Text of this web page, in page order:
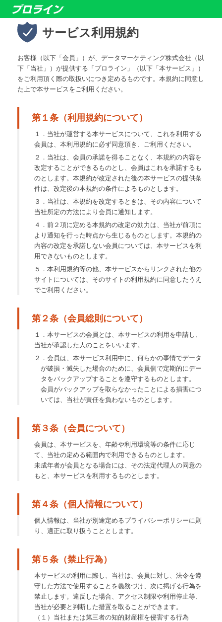
サービス利用規約
お客様（以下「会員」）が、データマーケティング株式会社（以
下「当社」）が提供する「プロライン」（以下「本サービス」）
をご利用頂く際の取扱いにつき定めるものです。本規約に同意し
た上で本サービスをご利用ください。
第１条（利用規約について）
１．当社が運営する本サービスについて、これを利用する
会員は、本利用規約に必ず同意頂き、ご利用ください。
２．当社は、会員の承諾を得ることなく、本規約の内容を
改定することができるものとし、会員はこれを承諾するも
のとします。本規約が改定された後の本サービスの提供条
件は、改定後の本規約の条件によるものとします。
３．当社は、本規約を改定するときは、その内容について
当社所定の方法により会員に通知します。
４．前２項に定める本規約の改定の効力は、当社が前項に
より通知を行った時点から生じるものとします。本規約の
内容の改定を承諾しない会員については、本サービスを利
用できないものとします。
５．本利用規約等の他、本サービスからリンクされた他の
サイトについては、そのサイトの利用規約に同意したうえ
でご利用ください。
第２条（会員総則について）
１．本サービスの会員とは、本サービスの利用を申請し、
当社が承認した人のことをいいます。
２．会員は、本サービス利用中に、何らかの事情でデータ
が破損・滅失した場合のために、会員側で定期的にデー
タをバックアップすることを遵守するものとします。
会員がバックアップを取らなかったことによる損害につ
いては、当社が責任を負わないものとします。
第３条（会員について）
会員は、本サービスを、年齢や利用環境等の条件に応じ
て、当社の定める範囲内で利用できるものとします。
未成年者が会員となる場合には、その法定代理人の同意の
もと、本サービスを利用するものとします。
第４条（個人情報について）
個人情報は、当社が別途定めるプライバシーポリシーに則
り、適正に取り扱うこととします。
第５条（禁止行為）
本サービスの利用に際し、当社は、会員に対し、法令を遵
守した方法で使用することを義務づけ、次に掲げる行為を
禁止します。違反した場合、アクセス制限や利用停止等、
当社が必要と判断した措置を取ることができます。
（１）当社または第三者の知的財産権を侵害する行為